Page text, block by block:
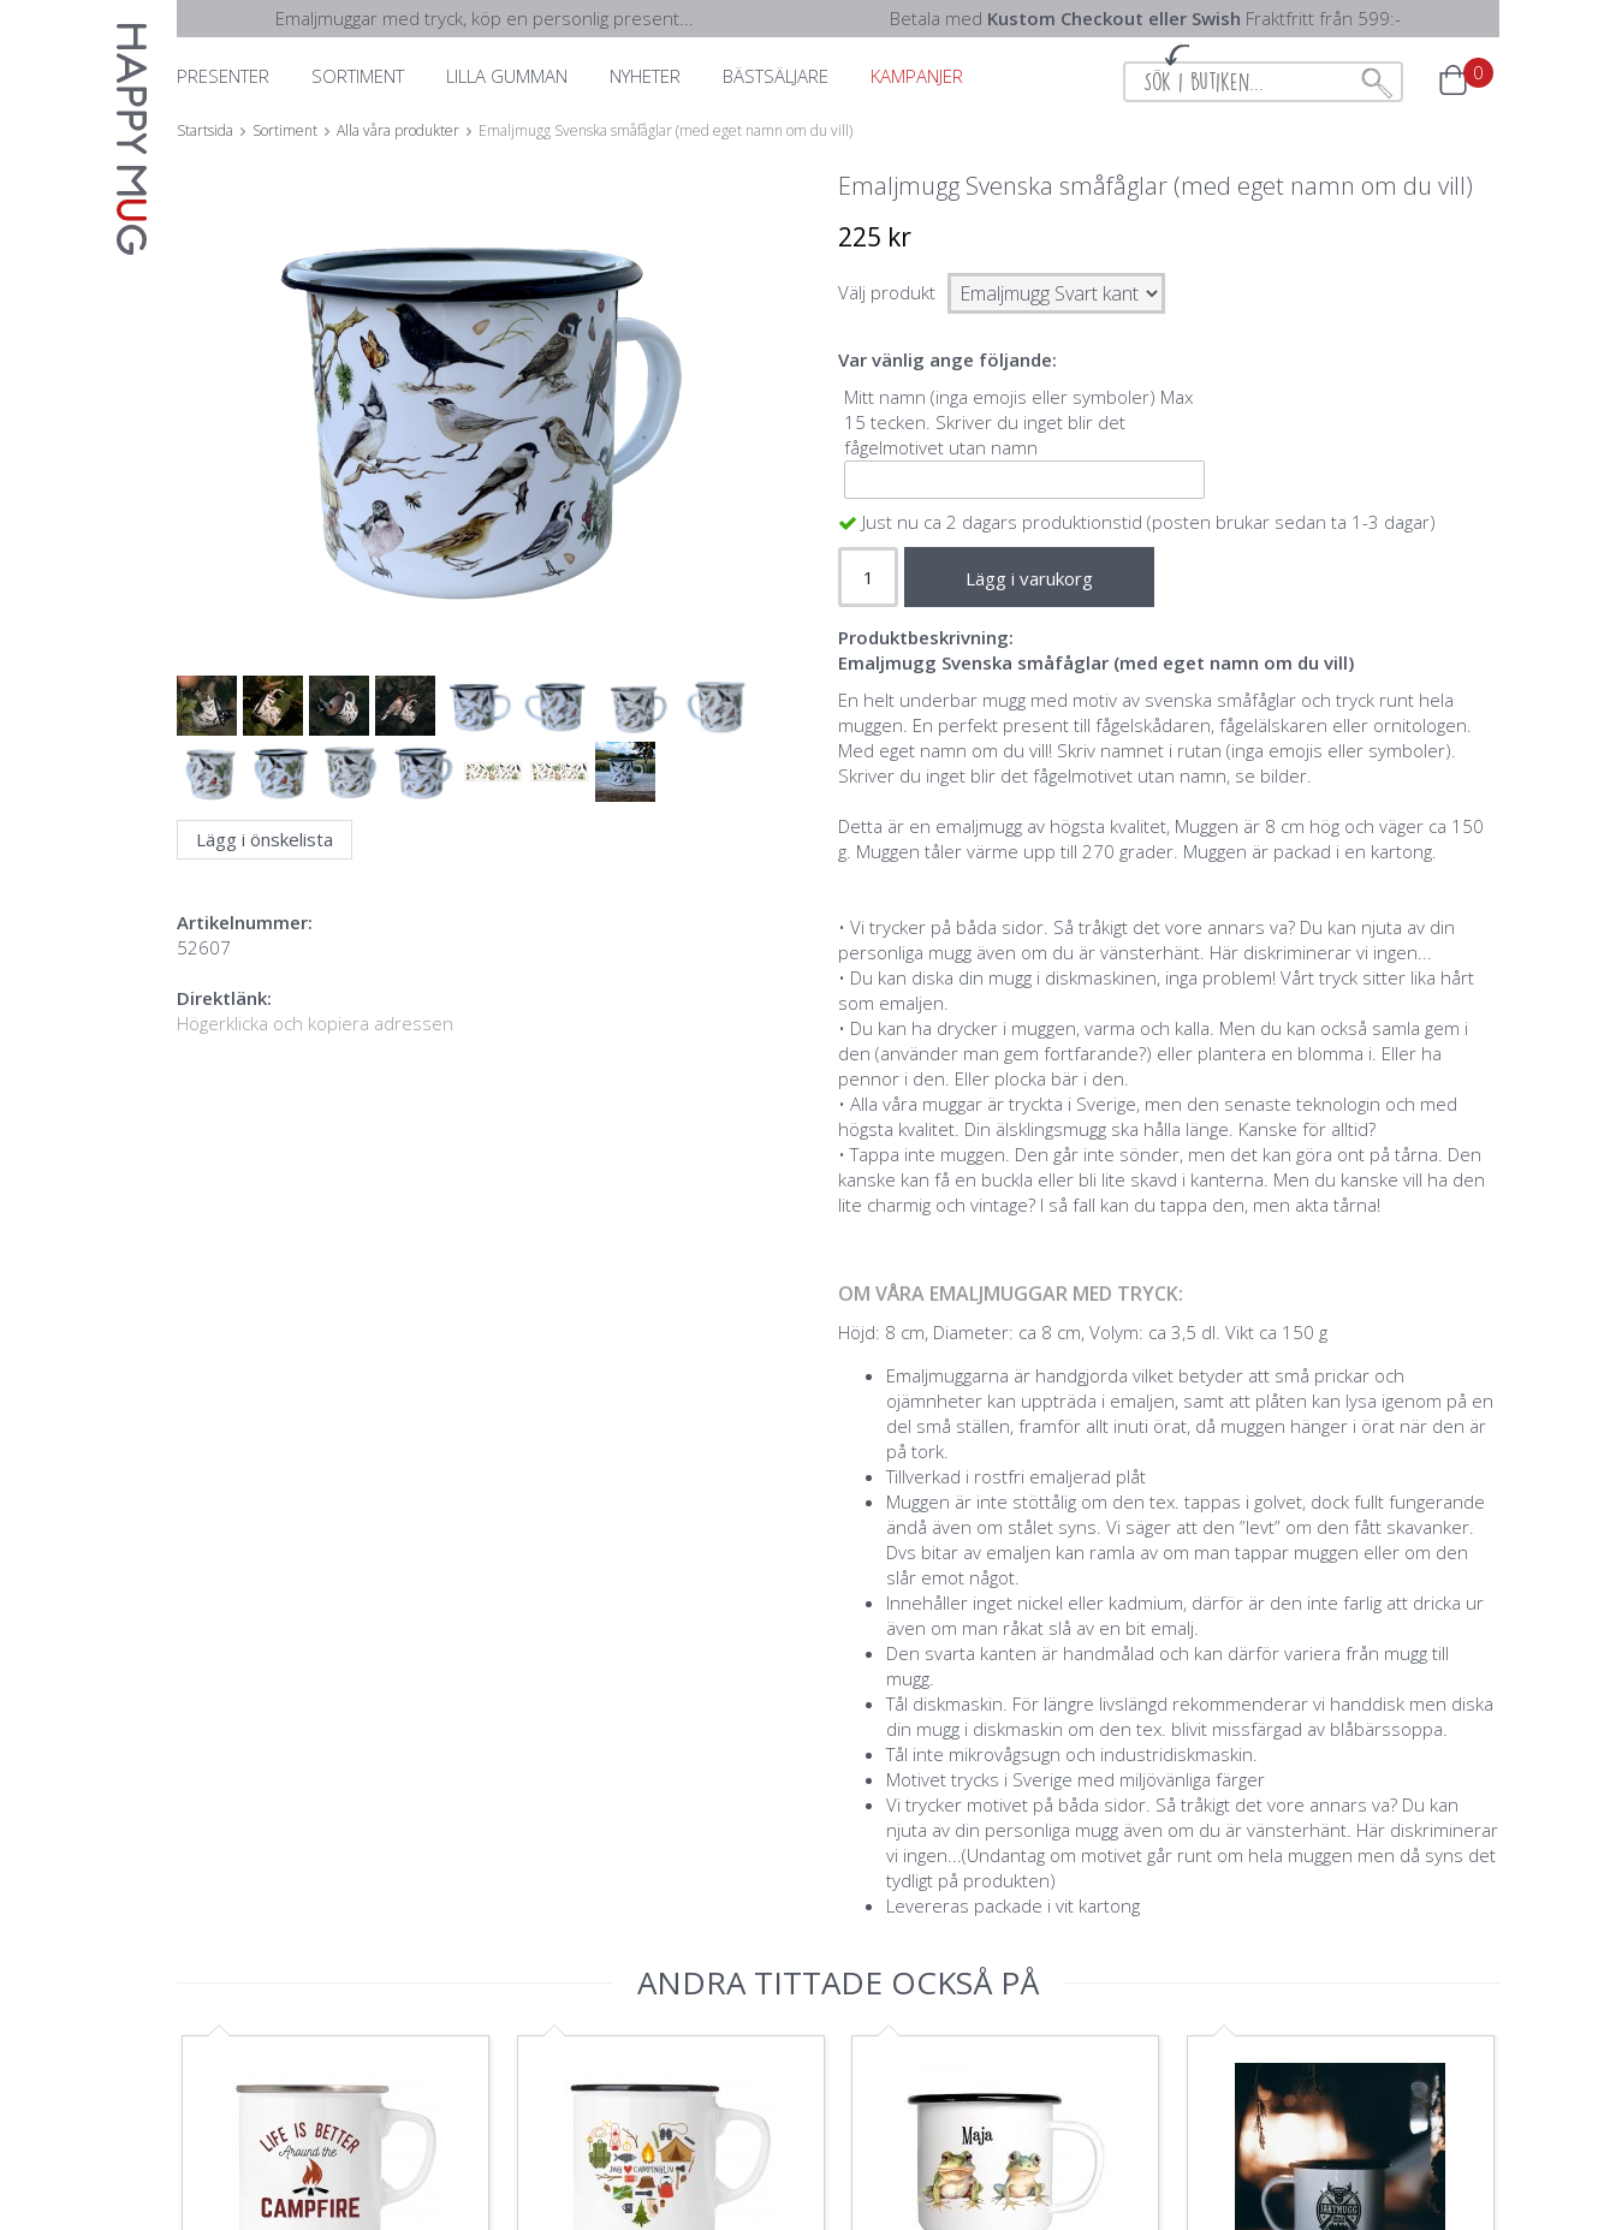
Emaljmuggar med tryck, köp en personlig present... Betala med Kustom Checkout eller Swish Fraktfritt från 599:-
PRESENTER SORTIMENT LILLA GUMMAN NYHETER BÄSTSÄLJARE KAMPANJER 0
Startsida Sortiment Alla våra produkter Emaljmugg Svenska småfåglar (med eget namn om du vill)
Emaljmugg Svenska småfåglar (med eget namn om du vill)
225 kr
Välj produkt
Var vänlig ange följande:
Mitt namn (inga emojis eller symboler) Max
15 tecken. Skriver du inget blir det
fågelmotivet utan namn
Just nu ca 2 dagars produktionstid (posten brukar sedan ta 1-3 dagar)
Lägg i varukorg
Produktbeskrivning:
Emaljmugg Svenska småfåglar (med eget namn om du vill)
En helt underbar mugg med motiv av svenska småfåglar och tryck runt hela
muggen. En perfekt present till fågelskådaren, fågelälskaren eller ornitologen.
Med eget namn om du vill! Skriv namnet i rutan (inga emojis eller symboler).
Skriver du inget blir det fågelmotivet utan namn, se bilder.
Detta är en emaljmugg av högsta kvalitet, Muggen är 8 cm hög och väger ca 150
g. Muggen tåler värme upp till 270 grader. Muggen är packad i en kartong.
• Vi trycker på båda sidor. Så tråkigt det vore annars va? Du kan njuta av din
personliga mugg även om du är vänsterhänt. Här diskriminerar vi ingen...
• Du kan diska din mugg i diskmaskinen, inga problem! Vårt tryck sitter lika hårt
som emaljen.
• Du kan ha drycker i muggen, varma och kalla. Men du kan också samla gem i
den (använder man gem fortfarande?) eller plantera en blomma i. Eller ha
pennor i den. Eller plocka bär i den.
• Alla våra muggar är tryckta i Sverige, men den senaste teknologin och med
högsta kvalitet. Din älsklingsmugg ska hålla länge. Kanske för alltid?
• Tappa inte muggen. Den går inte sönder, men det kan göra ont på tårna. Den
kanske kan få en buckla eller bli lite skavd i kanterna. Men du kanske vill ha den
lite charmig och vintage? I så fall kan du tappa den, men akta tårna!
OM VÅRA EMALJMUGGAR MED TRYCK:
Höjd: 8 cm, Diameter: ca 8 cm, Volym: ca 3,5 dl. Vikt ca 150 g
Emaljmuggarna är handgjorda vilket betyder att små prickar och
ojämnheter kan uppträda i emaljen, samt att plåten kan lysa igenom på en
del små ställen, framför allt inuti örat, då muggen hänger i örat när den är
på tork.
Tillverkad i rostfri emaljerad plåt
Muggen är inte stöttålig om den tex. tappas i golvet, dock fullt fungerande
ändå även om stålet syns. Vi säger att den ”levt” om den fått skavanker.
Dvs bitar av emaljen kan ramla av om man tappar muggen eller om den
slår emot något.
Innehåller inget nickel eller kadmium, därför är den inte farlig att dricka ur
även om man råkat slå av en bit emalj.
Den svarta kanten är handmålad och kan därför variera från mugg till
mugg.
Tål diskmaskin. För längre livslängd rekommenderar vi handdisk men diska
din mugg i diskmaskin om den tex. blivit missfärgad av blåbärssoppa.
Tål inte mikrovågsugn och industridiskmaskin.
Motivet trycks i Sverige med miljövänliga färger
Vi trycker motivet på båda sidor. Så tråkigt det vore annars va? Du kan
njuta av din personliga mugg även om du är vänsterhänt. Här diskriminerar
vi ingen...(Undantag om motivet går runt om hela muggen men då syns det
tydligt på produkten)
Levereras packade i vit kartong
Lägg i önskelista
Artikelnummer:
52607
Direktlänk:
Högerklicka och kopiera adressen
ANDRA TITTADE OCKSÅ PÅ